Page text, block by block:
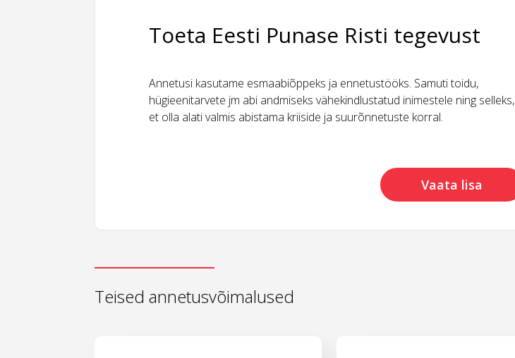
Toeta Eesti Punase Risti tegevust
Annetusi kasutame esmaabiõppeks ja ennetustööks. Samuti toidu,
hügieenitarvete jm abi andmiseks vähekindlustatud inimestele ning selleks,
et olla alati valmis abistama kriiside ja suurõnnetuste korral.
Vaata lisa
Teised annetusvõimalused